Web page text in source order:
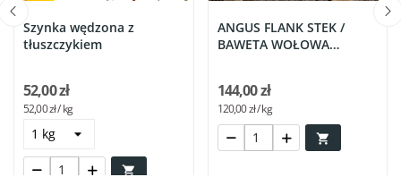
Szynka wędzona z
tłuszczykiem

52,00 zł
52,00 zł / kg
ANGUS FLANK STEK /
BAWETA WOŁOWA

144,00 zł
120,00 zł / kg